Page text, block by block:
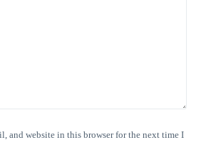
and website in this browser for the next time I